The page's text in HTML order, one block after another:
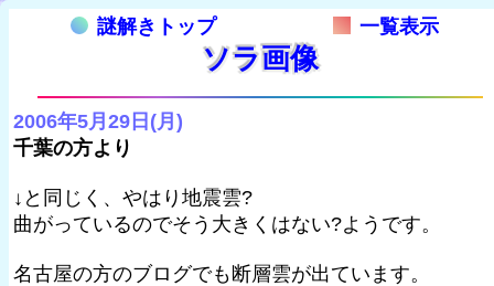
謎解きトップ 一覧表示
ソラ画像
2006年5月29日(月)
千葉の方より
↓と同じく、やはり地震雲?
曲がっているのでそう大きくはない?ようです。
名古屋の方のブログでも断層雲が出ています。